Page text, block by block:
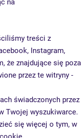
na
treści z
Instagram,
że znajdujące się poza
przez te witryny -
świadczonych przez
Twojej wyszukiwarce.
się więcej o tym, w